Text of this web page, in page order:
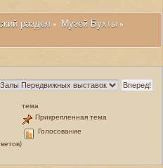
раздел » Музей Бухты»
тема
Прикрепленная тема
Голосование